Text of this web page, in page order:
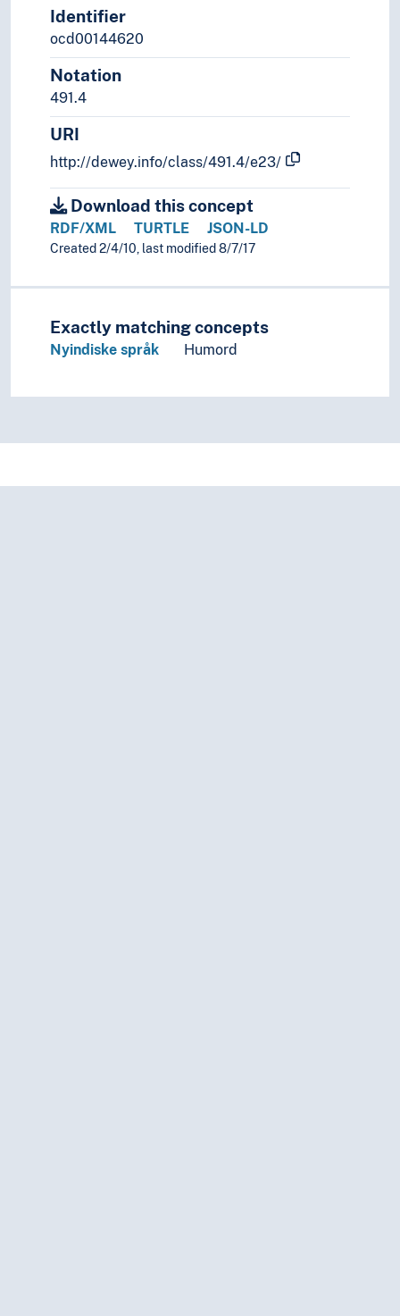
Identifier
ocd00144620
Notation
491.4
URI
http://dewey.info/class/491.4/e23/
Download this concept
RDF/XML TURTLE JSON-LD
Created 2/4/10, last modified 8/7/17
Exactly matching concepts
Nyindiske språk Humord